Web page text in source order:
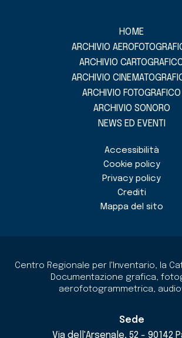
HOME
ARCHIVIO
ARCHIVIO
ARCHIVIO
ARCHIVIO FOTOGRAFICO
ARCHIVIO SONORO
NEWS ED EVENTI
Accessibilità
Cookie policy
Privacy policy
Crediti
Mappa del sito
Centro Regionale per l'Inventario, la
Documentazione grafica,
aerofotogrammetrica,
Sede
Via dell'Arsenale, 52 - 90142